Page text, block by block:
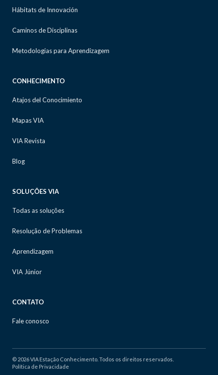
Hábitats de Innovación
Caminos de Disciplinas
Metodologias para Aprendizagem
CONHECIMENTO
Atajos del Conocimiento
Mapas VIA
VIA Revista
Blog
SOLUÇÕES VIA
Todas as soluções
Resolução de Problemas
Aprendizagem
VIA Júnior
CONTATO
Fale conosco
© 2026 VIA Estação Conhecimento. Todos os direitos reservados.
Política de Privacidade